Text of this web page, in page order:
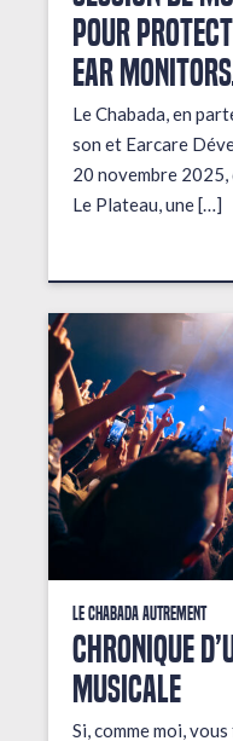
pour
ear
Le Chabada, en
son et Earcare
20 novembre 2025,
Le Plateau, une […]
Le Chabada autrement
Chronique
musicale
Si, comme moi,